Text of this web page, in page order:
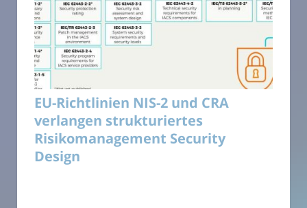
EU-Richtlinien NIS-2 und CRA
verlangen strukturiertes
Risikomanagement Security
Design